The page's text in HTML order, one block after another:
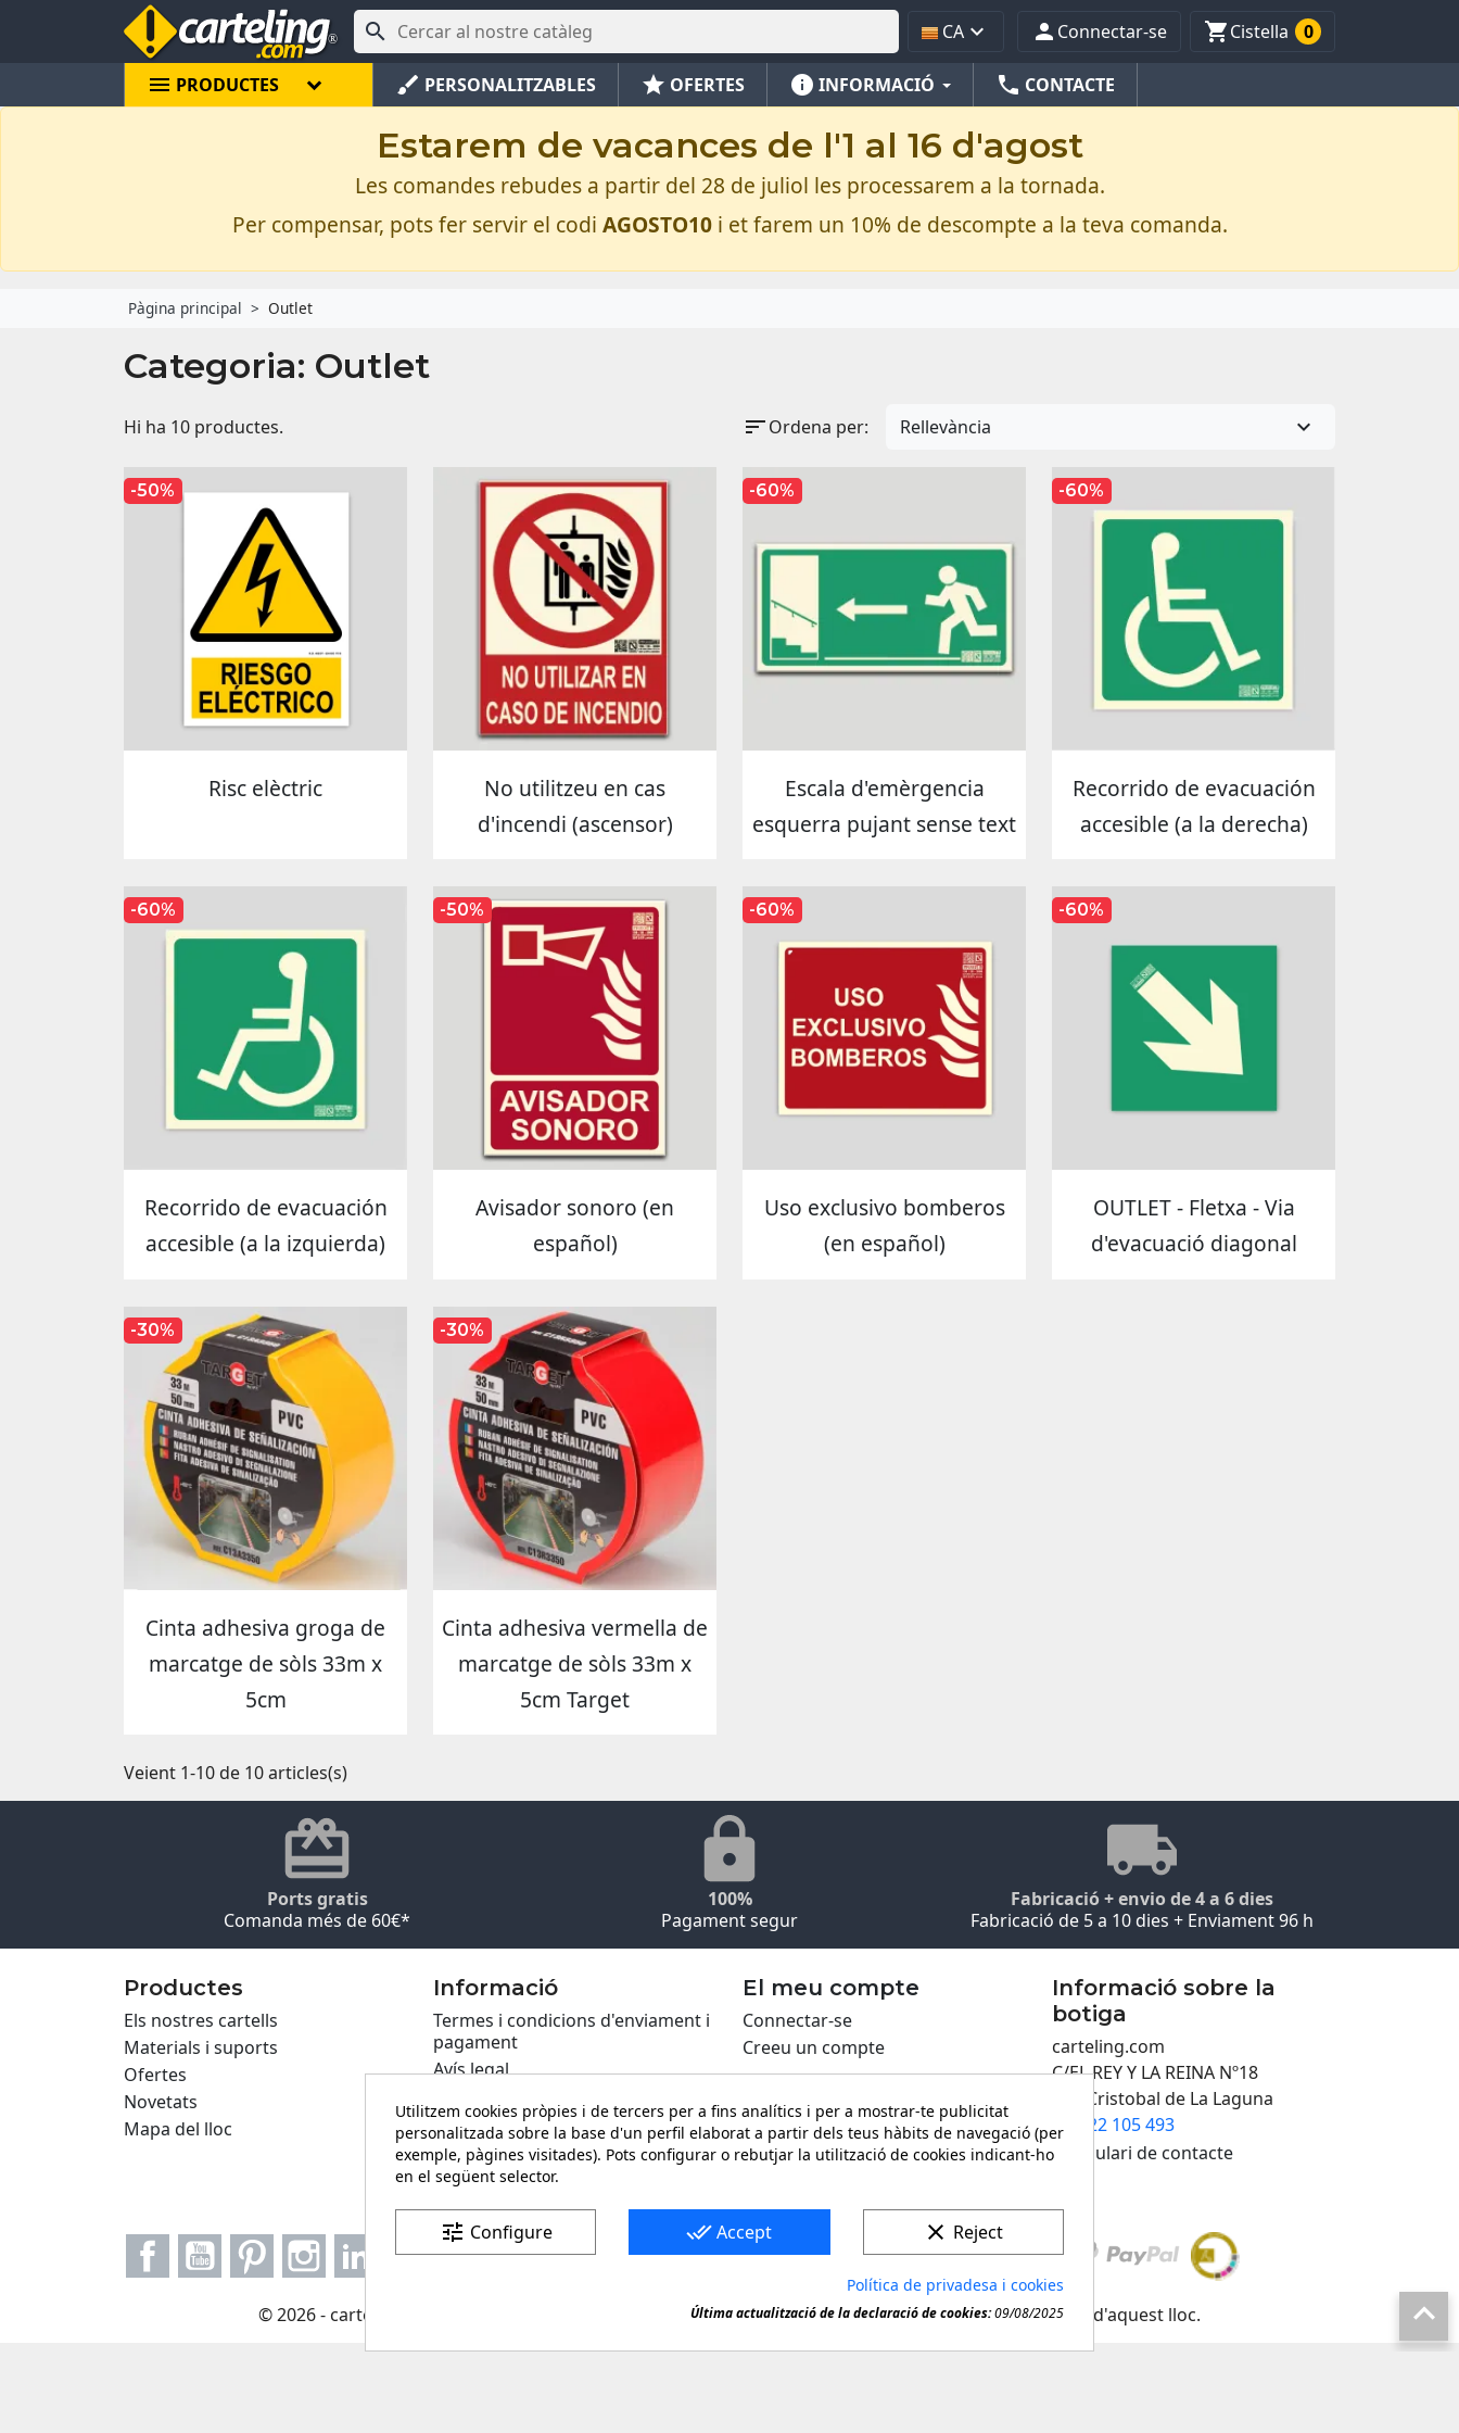
 CA  Connectar-se Cistella 0
menu PRODUCTES brush PERSONALITZABLES star OFERTES info INFORMACIÓ phone CONTACTE
Estarem de vacances de l'1 al 16 d'agost
Les comandes rebudes a partir del 28 de juliol les processarem a la tornada.
Per compensar, pots fer servir el codi AGOSTO10i et farem un 10% de descompte a la teva comanda.
Pàgina principal Outlet
Categoria: Outlet
Hi ha 10 productes. sortOrdena per: Rellevància 
Risc elèctric
-50%
No utilitzeu en cas
d'incendi (ascensor)
Escala d'emèrgencia
esquerra pujant sense text
-60%
Recorrido de evacuación
accesible (a la derecha)
-60%
Recorrido de evacuación
accesible (a la izquierda)
-60%
Avisador sonoro (en
español)
-50%
Uso exclusivo bomberos
(en español)
-60%
OUTLET - Fletxa - Via
d'evacuació diagonal
-60%
Cinta adhesiva groga de
marcatge de sòls 33m x
5cm
-30%
Cinta adhesiva vermella de
marcatge de sòls 33m x
5cm Target
-30%
Veient 1-10 de 10 articles(s)
Ports gratis
Comanda més de 60€*
100%
Pagament segur
Fabricació + envio de 4 a 6 dies
Fabricació de 5 a 10 dies + Enviament 96 h
Productes
Els nostres cartells
Materials i suports
Ofertes
Novetats
Mapa del lloc
Informació
Termes i condicions d'enviament i
pagament
Avís legal
Privacitat
Carteling PRO
Formulari de contacte
El meu compte
Connectar-se
Creeu un compte
Informació sobre la
botiga
carteling.com
C/EL REY Y LA REINA Nº18
San Cristobal de La Laguna

922 105 493
Formulari de contacte
FacebookYouTubePinterestInstagramLinkedIn
© 2026 - carteling.com és una marca registrada. Còpia o reproducció prohibida de qualsevol material d'aquest lloc. 
Utilitzem cookies pròpies i de tercers per a fins analítics i per a mostrar-te publicitat
personalitzada sobre la base d'un perfil elaborat a partir dels teus hàbits de navegació (per
exemple, pàgines visitades). Pots configurar o rebutjar la utilització de cookies indicant-ho
en el següent selector.
tune Configure done_all Accept clear Reject
Política de privadesa i cookies
Última actualització de la declaració de cookies:09/08/2025